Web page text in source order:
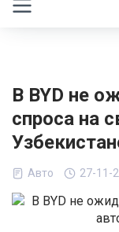
В BYD не
спроса на
Авто 27-11-